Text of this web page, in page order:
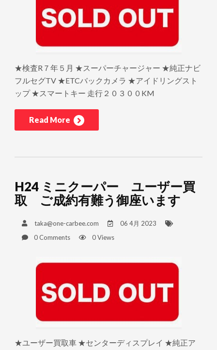
★検査R７年５月 ★スーパーチャージャー ★純正ナビ
フルセグTV ★ETCバックカメラ ★アイドリングスト
ップ ★スマートキー 走行２０３００KM
Read More
H24 ミニクーパー ユーザー買
取 ご成約有難う御座います
taka@one-carbee.com
06 4月 2023
0 Comments
0 Views
★ユーザー買取車 ★センターディスプレイ ★純正ア